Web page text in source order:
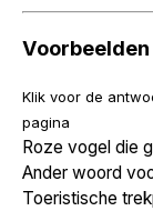
Klik voor de
pagina
Roze vogel die
Ander woord
Toeristische